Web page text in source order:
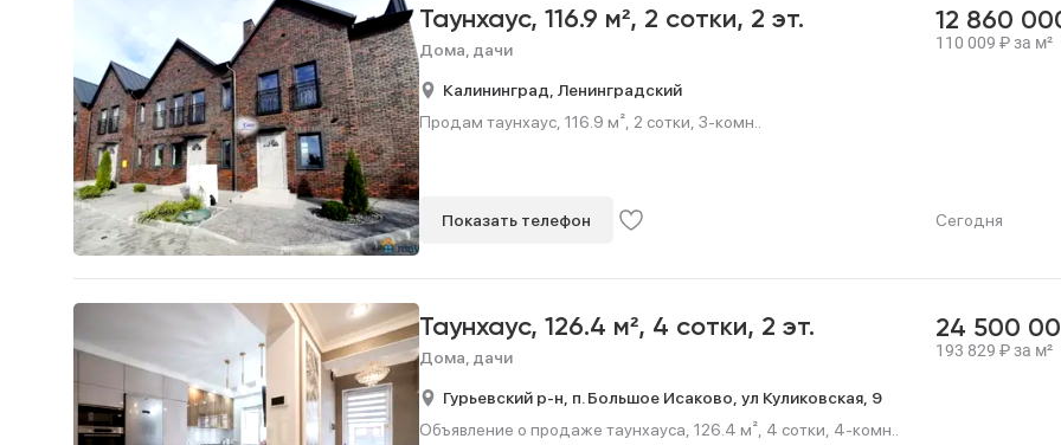
Таунхаус, 116.9 м², 2 сотки, 2 эт.
Дома, дачи
12 860
110 009 ₽за м²
Калининград, Ленинградский
Продам таунхаус, 116.9 м², 2 сотки, 3-комн..
Показать телефон Сегодня
Таунхаус, 126.4 м², 4 сотки, 2 эт.
Дома, дачи
24 500
193 829 ₽за м²
Гурьевский р-н, п. Большое Исаково, ул Куликовская, 9
Объявление о продаже таунхауса, 126.4 м², 4 сотки, 4-комн..